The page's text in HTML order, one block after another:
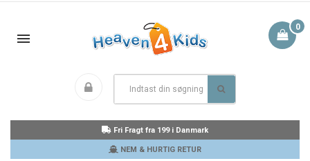
0
Fri Fragt fra 199 i Danmark
NEM & HURTIG RETUR